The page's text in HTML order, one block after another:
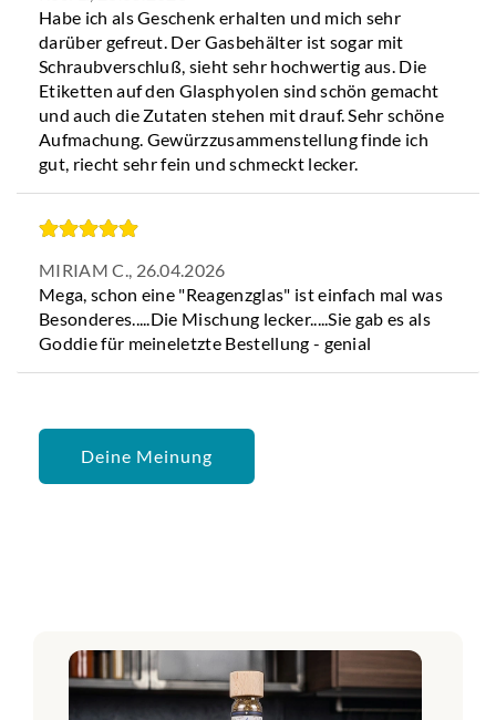
Habe ich als Geschenk erhalten und mich sehr
darüber gefreut. Der Gasbehälter ist sogar mit
Schraubverschluß, sieht sehr hochwertig aus. Die
Etiketten auf den Glasphyolen sind schön gemacht
und auch die Zutaten stehen mit drauf. Sehr schöne
Aufmachung. Gewürzzusammenstellung finde ich
gut, riecht sehr fein und schmeckt lecker.
MIRIAM C., 26.04.2026
Mega, schon eine "Reagenzglas" ist einfach mal was
Besonderes.....Die Mischung lecker.....Sie gab es als
Goddie für meineletzte Bestellung - genial
Deine Meinung